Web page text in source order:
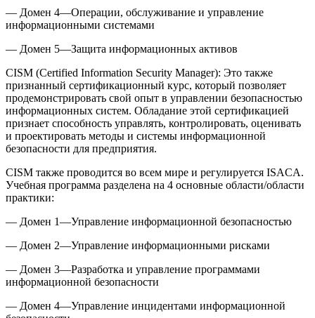
— Домен 4—Операции, обслуживание и управление
информационными системами
— Домен 5—Защита информационных активов
CISM (Certified Information Security Manager): Это также
признанный сертификационный курс, который позволяет
продемонстрировать свой опыт в управлении безопасностью
информационных систем. Обладание этой сертификацией
признает способность управлять, контролировать, оценивать
и проектировать методы и системы информационной
безопасности для предприятия.
CISM также проводится во всем мире и регулируется ISACA.
Учебная программа разделена на 4 основные области/области
практики:
— Домен 1—Управление информационной безопасностью
— Домен 2—Управление информационными рисками
— Домен 3—Разработка и управление программами
информационной безопасности
— Домен 4—Управление инцидентами информационной